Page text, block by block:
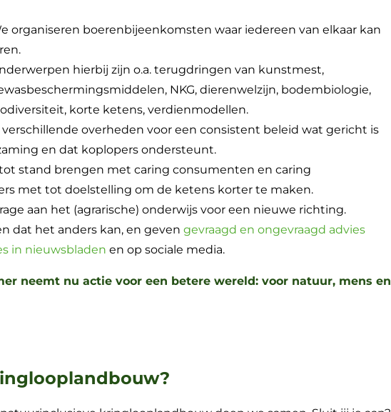
organiseren boerenbijeenkomsten waar iedereen van elkaar kan
hierbij zijn o.a. terugdringen van kunstmest,
NKG, dierenwelzijn, bodembiologie,
korte ketens, verdienmodellen.
overheden voor een consistent beleid wat gericht is
en dat koplopers ondersteunt.
stand brengen met caring consumenten en caring
met tot doelstelling om de ketens korter te maken.
aan het (agrarische) onderwijs voor een nieuwe richting.
dat het anders kan, en geven gevraagd en ongevraagd advies
in nieuwsbladen en op sociale media.
neemt nu actie voor een betere wereld: voor natuur, mens en